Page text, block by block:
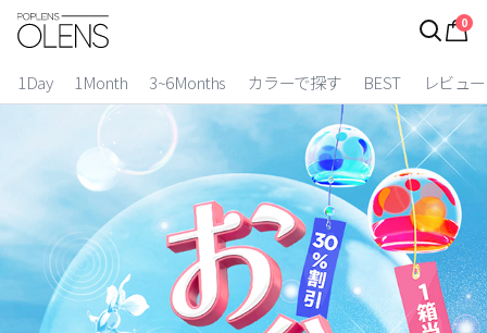
0
1Day 1Month 3~6Months カラーで探す BEST レビュー
ログイン
カラコン比較
今月限定特典
ベスト
カラコン
装着期間